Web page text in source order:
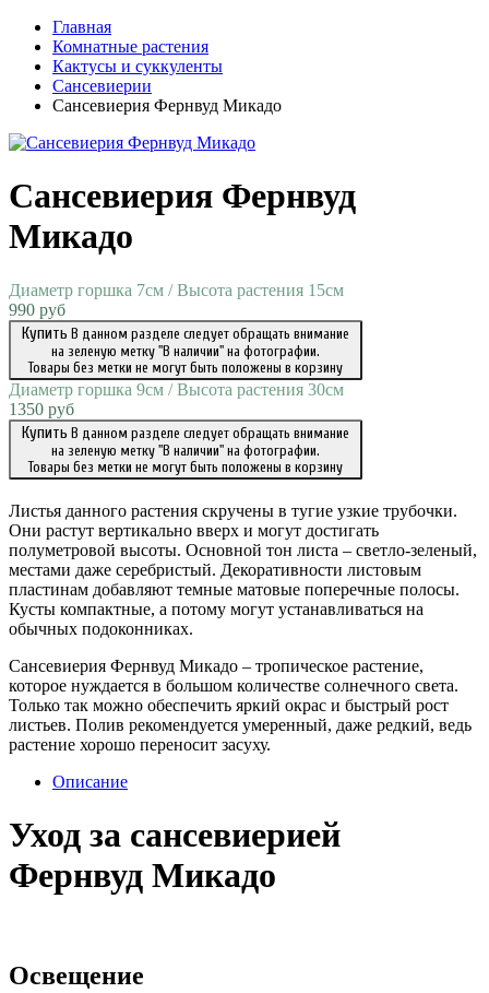
Главная
Комнатные растения
Кактусы и суккуленты
Сансевиерии
Сансевиерия Фернвуд Микадо
Сансевиерия Фернвуд
Микадо
Диаметр горшка 7см / Высота растения 15см
990 руб
Купить В данном разделе следует обращать внимание
на зеленую метку "В наличии" на фотографии.
Товары без метки не могут быть положены в корзину
Диаметр горшка 9см / Высота растения 30см
1350 руб
Купить В данном разделе следует обращать внимание
на зеленую метку "В наличии" на фотографии.
Товары без метки не могут быть положены в корзину
Листья данного растения скручены в тугие узкие трубочки.
Они растут вертикально вверх и могут достигать
полуметровой высоты. Основной тон листа – светло-зеленый,
местами даже серебристый. Декоративности листовым
пластинам добавляют темные матовые поперечные полосы.
Кусты компактные, а потому могут устанавливаться на
обычных подоконниках.
Сансевиерия Фернвуд Микадо – тропическое растение,
которое нуждается в большом количестве солнечного света.
Только так можно обеспечить яркий окрас и быстрый рост
листьев. Полив рекомендуется умеренный, даже редкий, ведь
растение хорошо переносит засуху.
Описание
Уход за сансевиерией
Фернвуд Микадо
Освещение